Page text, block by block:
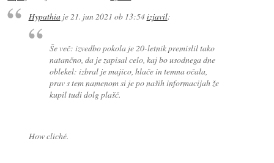
Hypathiaje21. jun 2021 ob 13:54izjavil:
Še več: izvedbo pokola je 20-letnik premislil tako
natančno, da je zapisal celo, kaj bo usodnega dne
oblekel: izbral je majico, hlače in temna očala,
prav s tem namenom si je po naših informacijah že
kupil tudi dolg plašč.
How cliché.